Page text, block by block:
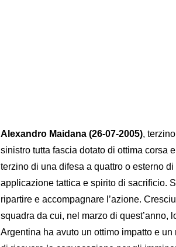
Alexandro Maidana (26-07-2005),
sinistro tutta fascia dotato di ottima corsa
terzino di una difesa a quattro o esterno
applicazione tattica e spirito di sacrificio.
ripartire e accompagnare l’azione.
squadra da cui, nel marzo di quest’anno,
Argentina ha avuto un ottimo impatto e